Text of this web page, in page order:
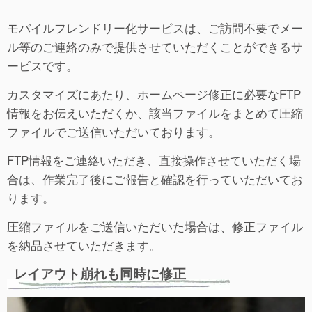
モバイルフレンドリー化サービスは、ご訪問不要でメー
ル等のご連絡のみで提供させていただくことができるサ
ービスです。
カスタマイズにあたり、ホームページ修正に必要なFTP
情報をお伝えいただくか、該当ファイルをまとめて圧縮
ファイルでご送信いただいております。
FTP情報をご連絡いただき、直接操作させていただく場
合は、作業完了後にご報告と確認を行っていただいてお
ります。
圧縮ファイルをご送信いただいた場合は、修正ファイル
を納品させていただきます。
レイアウト崩れも同時に修正